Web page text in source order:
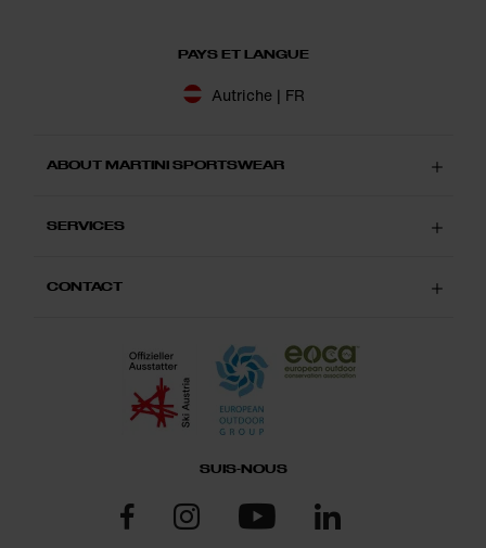
PAYS ET LANGUE
Autriche | FR
ABOUT MARTINI SPORTSWEAR
SERVICES
CONTACT
SUIS-NOUS